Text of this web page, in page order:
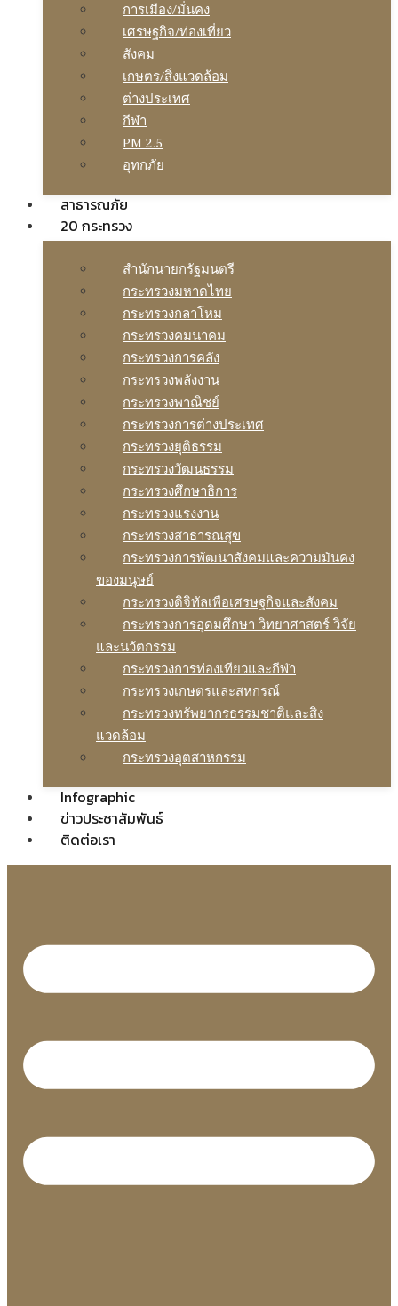
การเมือง/มั่นคง
เศรษฐกิจ/ท่องเที่ยว
สังคม
เกษตร/สิ่งแวดล้อม
ต่างประเทศ
กีฬา
PM 2.5
อุทกภัย
สาธารณภัย
20 กระทรวง
สํานักนายกรัฐมนตรี
กระทรวงมหาดไทย
กระทรวงกลาโหม
กระทรวงคมนาคม
กระทรวงการคลัง
กระทรวงพลังงาน
กระทรวงพาณิชย์
กระทรวงการต่างประเทศ
กระทรวงยุติธรรม
กระทรวงวัฒนธรรม
กระทรวงศึกษาธิการ
กระทรวงแรงงาน
กระทรวงสาธารณสุข
กระทรวงการพัฒนาสังคมและความมันคง
ของมนุษย์
กระทรวงดิจิทัลเพือเศรษฐกิจและสังคม
กระทรวงการอุดมศึกษา วิทยาศาสตร์ วิจัย
และนวัตกรรม
กระทรวงการท่องเทียวและกีฬา
กระทรวงเกษตรและสหกรณ์
กระทรวงทรัพยากรธรรมชาติและสิง
แวดล้อม
กระทรวงอุตสาหกรรม
Infographic
ข่าวประชาสัมพันธ์
ติดต่อเรา